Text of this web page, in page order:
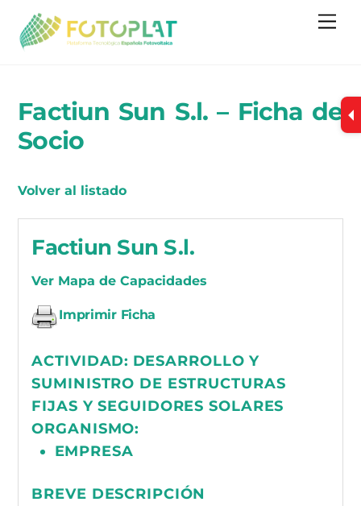
content
Factiun Sun S.l. – Ficha de
Socio
Volver al listado
Factiun Sun S.l.
Ver Mapa de Capacidades
Imprimir Ficha
ACTIVIDAD: DESARROLLO Y
SUMINISTRO DE ESTRUCTURAS
FIJAS Y SEGUIDORES SOLARES
ORGANISMO:
EMPRESA
BREVE DESCRIPCIÓN